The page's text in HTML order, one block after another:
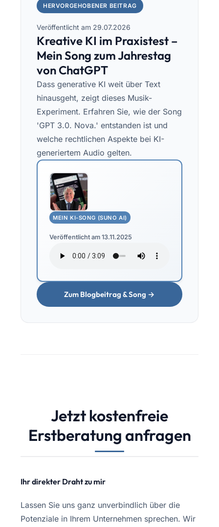
HERVORGEHOBENER BEITRAG
Veröffentlicht am 29.07.2026
Kreative KI im Praxistest –
Mein Song zum Jahrestag
von ChatGPT
Dass generative KI weit über Text
hinausgeht, zeigt dieses Musik-
Experiment. Erfahren Sie, wie der Song
'GPT 3.0. Nova.' entstanden ist und
welche rechtlichen Aspekte bei KI-
generiertem Audio gelten.
MEIN KI-SONG (SUNO AI)
Veröffentlicht am 13.11.2025
Zum Blogbeitrag & Song →
Jetzt kostenfreie
Erstberatung anfragen
Ihr direkter Draht zu mir
Lassen Sie uns ganz unverbindlich über die
Potenziale in Ihrem Unternehmen sprechen. Wir